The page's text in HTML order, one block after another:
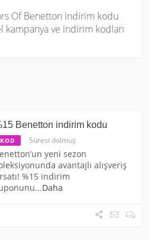
Of Benetton indirim kodu
ve indirim kodları
Benetton indirim kodu
KOD Süresi dolmuş
yeni sezon
avantajlı alışveriş
%15 indirim
...Daha